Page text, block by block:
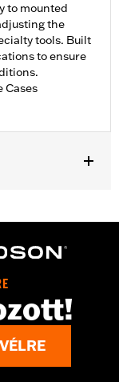
to mounted
the
tools. Built
to ensure
Cases
tie link, docking